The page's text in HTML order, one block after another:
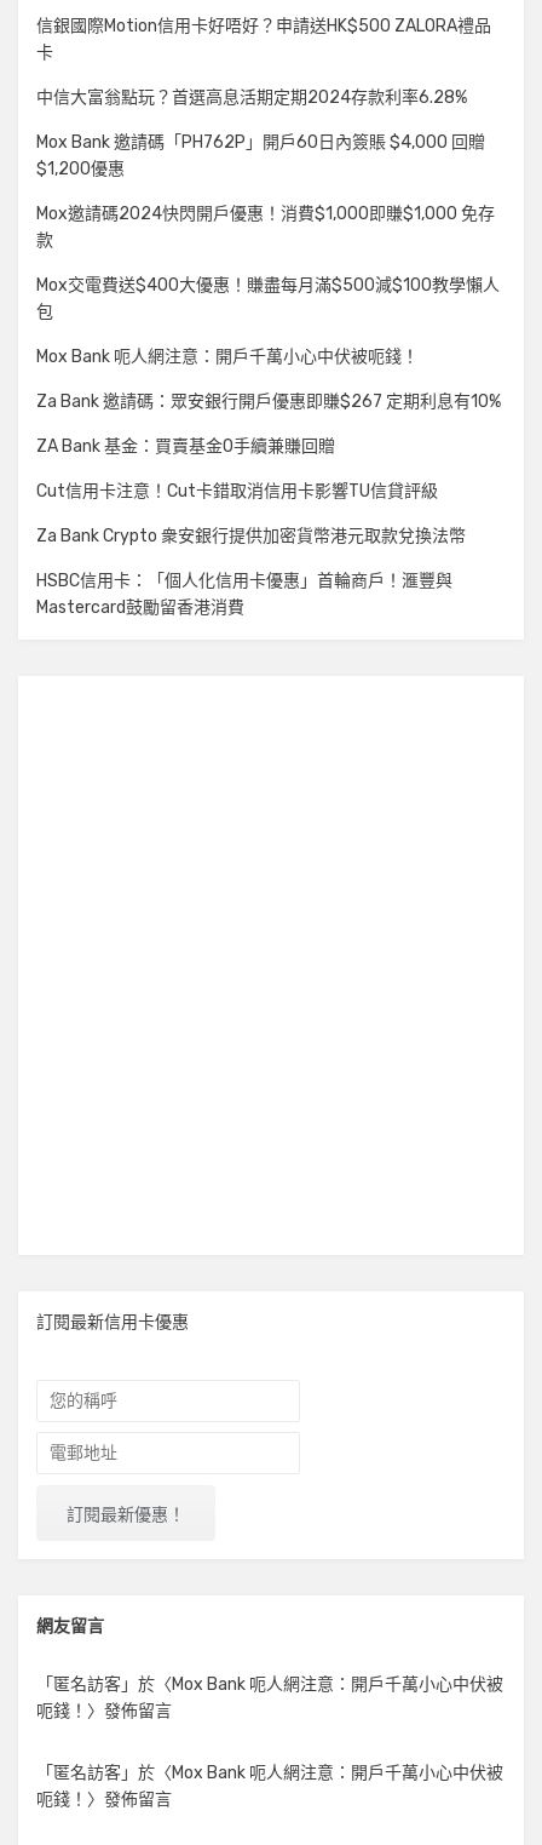
信銀國際Motion信用卡好唔好？申請送HK$500 ZALORA禮品
卡
中信大富翁點玩？首選高息活期定期2024存款利率6.28%
Mox Bank 邀請碼「PH762P」開戶60日內簽賬 $4,000 回贈
$1,200優惠
Mox邀請碼2024快閃開戶優惠！消費$1,000即賺$1,000 免存
款
Mox交電費送$400大優惠！賺盡每月滿$500減$100教學懶人
包
Mox Bank 呃人網注意：開戶千萬小心中伏被呃錢！
Za Bank 邀請碼：眾安銀行開戶優惠即賺$267 定期利息有10%
ZA Bank 基金：買賣基金0手續兼賺回贈
Cut信用卡注意！Cut卡錯取消信用卡影響TU信貸評級
Za Bank Crypto 衆安銀行提供加密貨幣港元取款兌換法幣
HSBC信用卡：「個人化信用卡優惠」首輪商戶！滙豐與
Mastercard鼓勵留香港消費
訂閱最新信用卡優惠
網友留言
「匿名訪客」於〈Mox Bank 呃人網注意：開戶千萬小心中伏被
呃錢！ 〉發佈留言
「匿名訪客」於〈Mox Bank 呃人網注意：開戶千萬小心中伏被
呃錢！ 〉發佈留言